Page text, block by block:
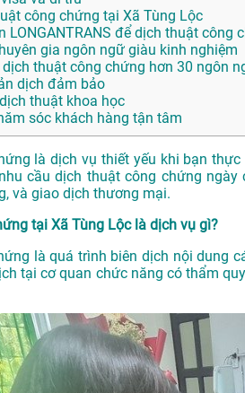
công chứng tại Xã Tùng Lộc
LONGANTRANS để dịch thuật công
gia ngôn ngữ giàu kinh nghiệm
dịch thuật công chứng hơn 30 ngôn
dịch đảm bảo
thuật khoa học
sóc khách hàng tận tâm
là dịch vụ thiết yếu khi bạn
cầu dịch thuật công chứng
và giao dịch thương mại.
tại Xã Tùng Lộc là dịch vụ gì?
là quá trình biên dịch nội dung
tại cơ quan chức năng có thẩm